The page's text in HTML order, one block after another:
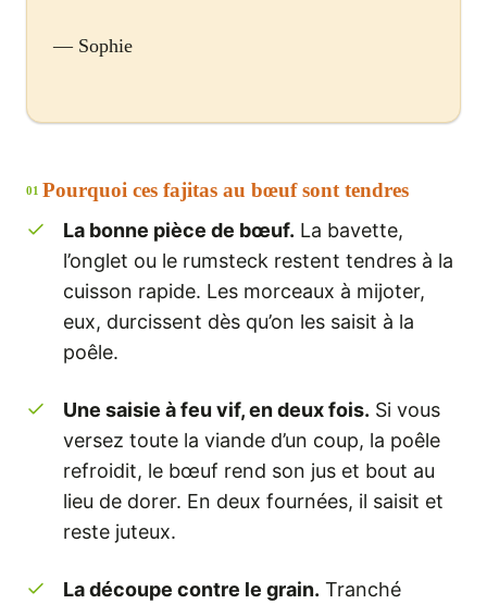
— Sophie
01 Pourquoi ces fajitas au bœuf sont tendres
La bonne pièce de bœuf. La bavette,
l’onglet ou le rumsteck restent tendres à la
cuisson rapide. Les morceaux à mijoter,
eux, durcissent dès qu’on les saisit à la
poêle.
Une saisie à feu vif, en deux fois. Si vous
versez toute la viande d’un coup, la poêle
refroidit, le bœuf rend son jus et bout au
lieu de dorer. En deux fournées, il saisit et
reste juteux.
La découpe contre le grain. Tranché